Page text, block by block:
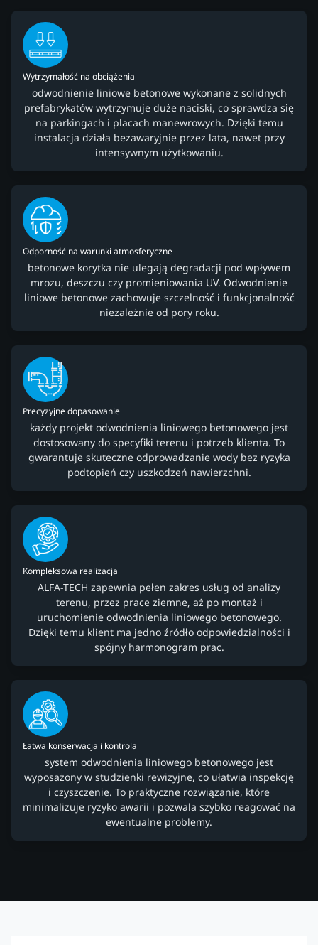
Wytrzymałość na obciążenia
odwodnienie liniowe betonowe wykonane z solidnych
prefabrykatów wytrzymuje duże naciski, co sprawdza się
na parkingach i placach manewrowych. Dzięki temu
instalacja działa bezawaryjnie przez lata, nawet przy
intensywnym użytkowaniu.
Odporność na warunki atmosferyczne
betonowe korytka nie ulegają degradacji pod wpływem
mrozu, deszczu czy promieniowania UV. Odwodnienie
liniowe betonowe zachowuje szczelność i funkcjonalność
niezależnie od pory roku.
Precyzyjne dopasowanie
każdy projekt odwodnienia liniowego betonowego jest
dostosowany do specyfiki terenu i potrzeb klienta. To
gwarantuje skuteczne odprowadzanie wody bez ryzyka
podtopień czy uszkodzeń nawierzchni.
Kompleksowa realizacja
ALFA-TECH zapewnia pełen zakres usług od analizy
terenu, przez prace ziemne, aż po montaż i
uruchomienie odwodnienia liniowego betonowego.
Dzięki temu klient ma jedno źródło odpowiedzialności i
spójny harmonogram prac.
Łatwa konserwacja i kontrola
system odwodnienia liniowego betonowego jest
wyposażony w studzienki rewizyjne, co ułatwia inspekcję
i czyszczenie. To praktyczne rozwiązanie, które
minimalizuje ryzyko awarii i pozwala szybko reagować na
ewentualne problemy.